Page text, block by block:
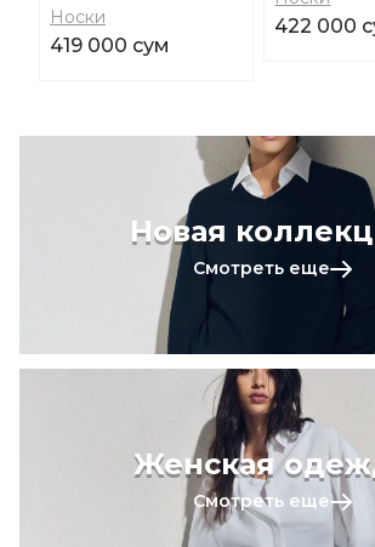
Носки
419 000 сум
422 000
Новая
Смотреть еще
Женская
Смотреть еще